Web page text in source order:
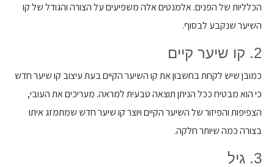
הכלליות של הפנים. אלמנטים אלה משפיעים על הצורה והגודל של קו
השיער שנקבע לבסוף.
2. קו שיער קיים
כמובן שיש לקחת בחשבון את קו השיער הקיים בעת עיצוב קו שיער חדש
כי הוא מבטיח ככל הניתן תוצאה טבעית למראה. מעריכים את העובי,
הצפיפות והפיזור של השיער הקיים ויוצר קו שיער חדש שמתמזג איתו
בצורה כמה שיותר חלקה.
3. גיל